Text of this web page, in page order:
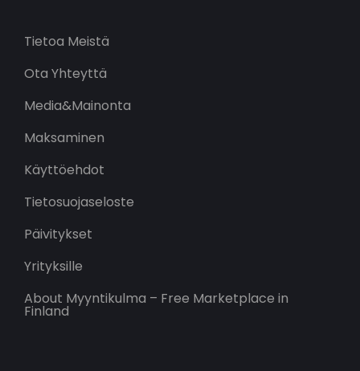
Tietoa Meistä
Ota Yhteyttä
Media&Mainonta
Maksaminen
Käyttöehdot
Tietosuojaseloste
Päivitykset
Yrityksille
About Myyntikulma – Free Marketplace in
Finland